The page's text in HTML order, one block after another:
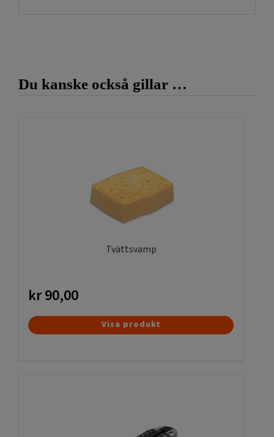
Du kanske också gillar …
Tvättsvamp
kr90,00
Visa produkt